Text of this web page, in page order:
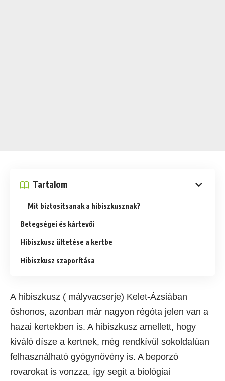
Tartalom
Mit biztosítsanak a hibiszkusznak?
Betegségei és kártevői
Hibiszkusz ültetése a kertbe
Hibiszkusz szaporítása
A hibiszkusz ( mályvacserje) Kelet-Ázsiában
őshonos, azonban már nagyon régóta jelen van a
hazai kertekben is. A hibiszkusz amellett, hogy
kiváló dísze a kertnek, még rendkívül sokoldalúan
felhasználható gyógynövény is. A beporzó
rovarokat is vonzza, így segít a biológiai